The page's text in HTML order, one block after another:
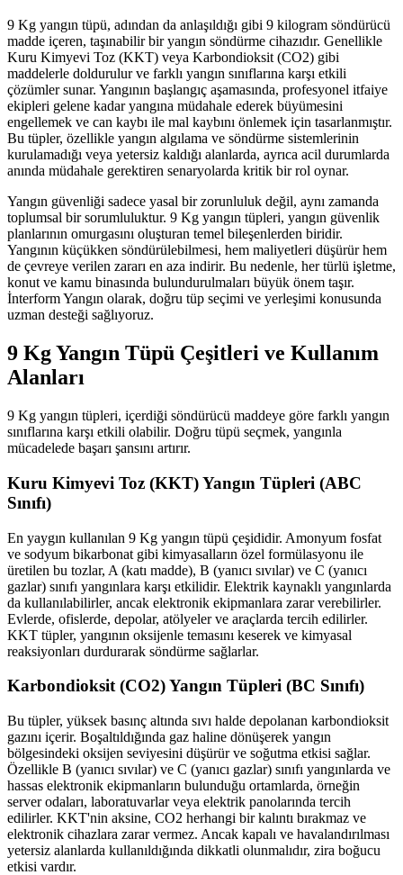
9 Kg yangın tüpü, adından da anlaşıldığı gibi 9 kilogram söndürücü
madde içeren, taşınabilir bir yangın söndürme cihazıdır. Genellikle
Kuru Kimyevi Toz (KKT) veya Karbondioksit (CO2) gibi
maddelerle doldurulur ve farklı yangın sınıflarına karşı etkili
çözümler sunar. Yangının başlangıç aşamasında, profesyonel itfaiye
ekipleri gelene kadar yangına müdahale ederek büyümesini
engellemek ve can kaybı ile mal kaybını önlemek için tasarlanmıştır.
Bu tüpler, özellikle yangın algılama ve söndürme sistemlerinin
kurulamadığı veya yetersiz kaldığı alanlarda, ayrıca acil durumlarda
anında müdahale gerektiren senaryolarda kritik bir rol oynar.
Yangın güvenliği sadece yasal bir zorunluluk değil, aynı zamanda
toplumsal bir sorumluluktur. 9 Kg yangın tüpleri, yangın güvenlik
planlarının omurgasını oluşturan temel bileşenlerden biridir.
Yangının küçükken söndürülebilmesi, hem maliyetleri düşürür hem
de çevreye verilen zararı en aza indirir. Bu nedenle, her türlü işletme,
konut ve kamu binasında bulundurulmaları büyük önem taşır.
İnterform Yangın olarak, doğru tüp seçimi ve yerleşimi konusunda
uzman desteği sağlıyoruz.
9 Kg Yangın Tüpü Çeşitleri ve Kullanım
Alanları
9 Kg yangın tüpleri, içerdiği söndürücü maddeye göre farklı yangın
sınıflarına karşı etkili olabilir. Doğru tüpü seçmek, yangınla
mücadelede başarı şansını artırır.
Kuru Kimyevi Toz (KKT) Yangın Tüpleri (ABC
Sınıfı)
En yaygın kullanılan 9 Kg yangın tüpü çeşididir. Amonyum fosfat
ve sodyum bikarbonat gibi kimyasalların özel formülasyonu ile
üretilen bu tozlar, A (katı madde), B (yanıcı sıvılar) ve C (yanıcı
gazlar) sınıfı yangınlara karşı etkilidir. Elektrik kaynaklı yangınlarda
da kullanılabilirler, ancak elektronik ekipmanlara zarar verebilirler.
Evlerde, ofislerde, depolar, atölyeler ve araçlarda tercih edilirler.
KKT tüpler, yangının oksijenle temasını keserek ve kimyasal
reaksiyonları durdurarak söndürme sağlarlar.
Karbondioksit (CO2) Yangın Tüpleri (BC Sınıfı)
Bu tüpler, yüksek basınç altında sıvı halde depolanan karbondioksit
gazını içerir. Boşaltıldığında gaz haline dönüşerek yangın
bölgesindeki oksijen seviyesini düşürür ve soğutma etkisi sağlar.
Özellikle B (yanıcı sıvılar) ve C (yanıcı gazlar) sınıfı yangınlarda ve
hassas elektronik ekipmanların bulunduğu ortamlarda, örneğin
server odaları, laboratuvarlar veya elektrik panolarında tercih
edilirler. KKT'nin aksine, CO2 herhangi bir kalıntı bırakmaz ve
elektronik cihazlara zarar vermez. Ancak kapalı ve havalandırılması
yetersiz alanlarda kullanıldığında dikkatli olunmalıdır, zira boğucu
etkisi vardır.